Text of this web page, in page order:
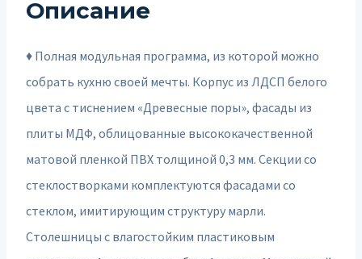
Описание
♦ Полная модульная программа, из которой можно
собрать кухню своей мечты. Корпус из ЛДСП белого
цвета с тиснением «Древесные поры», фасады из
плиты МДФ, облицованные высококачественной
матовой пленкой ПВХ толщиной 0,3 мм. Секции со
стеклостворками комплектуются фасадами со
стеклом, имитирующим структуру марли.
Столешницы с влагостойким пластиковым